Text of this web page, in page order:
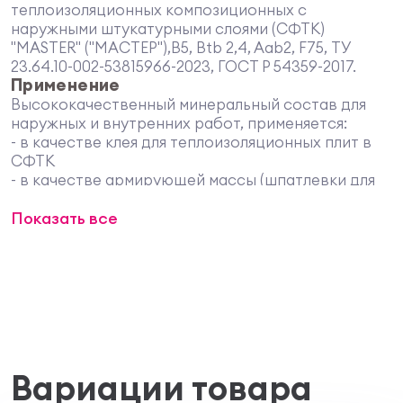
теплоизоляционных композиционных с
наружными штукатурными слоями (СФТК)
"MASTER" ("МАСТЕР"),B5, Btb 2,4, Aab2, F75, ТУ
23.64.10-002-53815966-2023, ГОСТ Р 54359-2017.
Применение
Высококачественный минеральный состав для
наружных и внутренних работ, применяется:
- в качестве клея для теплоизоляционных плит в
СФТК
- в качестве армирующей массы (шпатлевки для
- в качестве ремонтного раствора для
Характеристики материала
Показать все
Вариации товара